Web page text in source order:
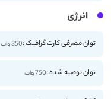
انرژی
توان مصرفی کارت گرافیک :350 وات
توان توصیه شده :750 وات